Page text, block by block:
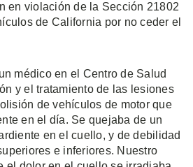
en violación de la Sección 21802
de California por no ceder el
médico en el Centro de Salud
y el tratamiento de las lesiones
de vehículos de motor que
en el día. Se quejaba de un
en el cuello, y de debilidad
e inferiores. Nuestro